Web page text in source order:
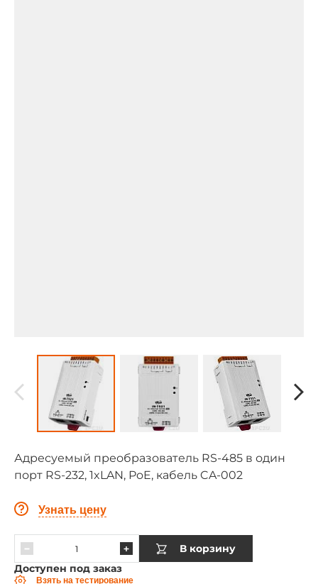
Адресуемый преобразователь RS-485 в один
порт RS-232, 1xLAN, PoE, кабель CA-002
Узнать цену
В корзину
Доступен под заказ
Взять на тестирование